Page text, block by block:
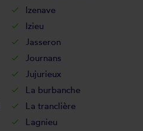
Izenave
Izieu
Jasseron
Journans
Jujurieux
La burbanche
La tranclière
Lagnieu